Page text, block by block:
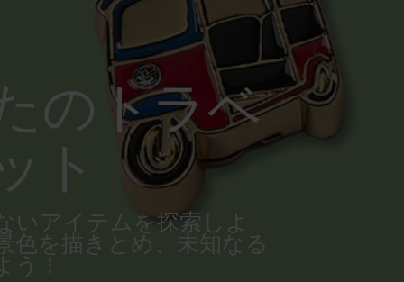
のトラベ
ト
いアイテムを探索しよ
色を描きとめ、未知なる
う！